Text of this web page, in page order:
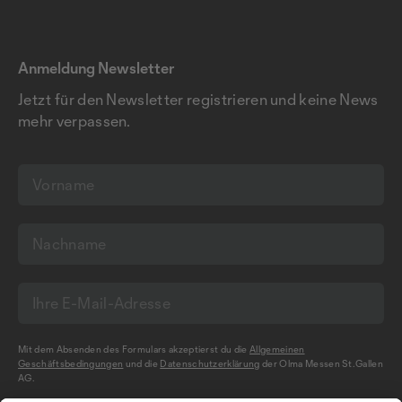
Anmeldung Newsletter
Jetzt für den Newsletter registrieren und keine News
mehr verpassen.
Mit dem Absenden des Formulars akzeptierst du dieAllgemeinen
Geschäftsbedingungen und die Datenschutzerklärung der Olma Messen St.Gallen
AG.